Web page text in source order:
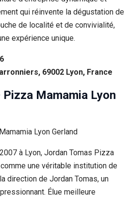
qui réinvente la dégustation de
de localité et de convivialité,
expérience unique.
69002 Lyon, France
Mamamia Lyon
à Lyon, Jordan Tomas Pizza
une véritable institution de
direction de Jordan Tomas, un
Élue meilleure